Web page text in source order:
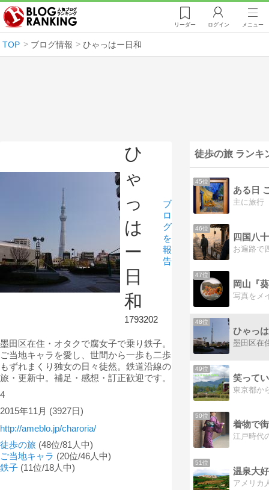
リーダー ログイン メニュー
TOP ブログ情報 ひゃっはー日和
ひ
ゃ
っ
は
ー
日
和
1793202
ブ
ロ
グ
を
報
告
墨田区在住・オタクで腐女子で乗り鉄子。
ご当地キャラを愛し、世間から一歩も二歩
もずれまくり独女の日々徒然。鉄道沿線の
旅・更新中。補足・感想・訂正歓迎です。
4
2015年11月 (3927日)
http://ameblo.jp/charoria/
徒歩の旅 (48位/81人中)
ご当地キャラ (20位/46人中)
鉄子 (11位/18人中)
徒歩の旅 ランキ
45位
ある日
主に旅行
46位
四国八
47位
岡山『
48位
ひゃっ
49位
50位
着物で
51位
温泉大